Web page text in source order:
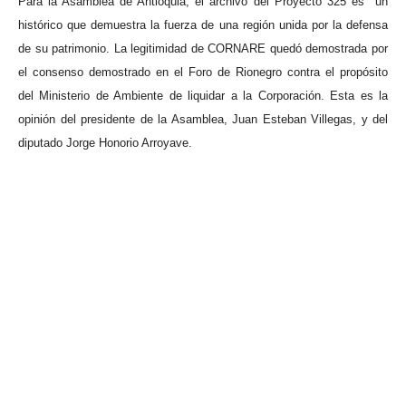
histórico que demuestra la fuerza de una región unida por la defensa
de su patrimonio. La legitimidad de CORNARE quedó demostrada por
el consenso demostrado en el Foro de Rionegro contra el propósito
del Ministerio de Ambiente de liquidar a la Corporación. Esta es la
opinión del presidente de la Asamblea, Juan Esteban Villegas, y del
diputado Jorge Honorio Arroyave.